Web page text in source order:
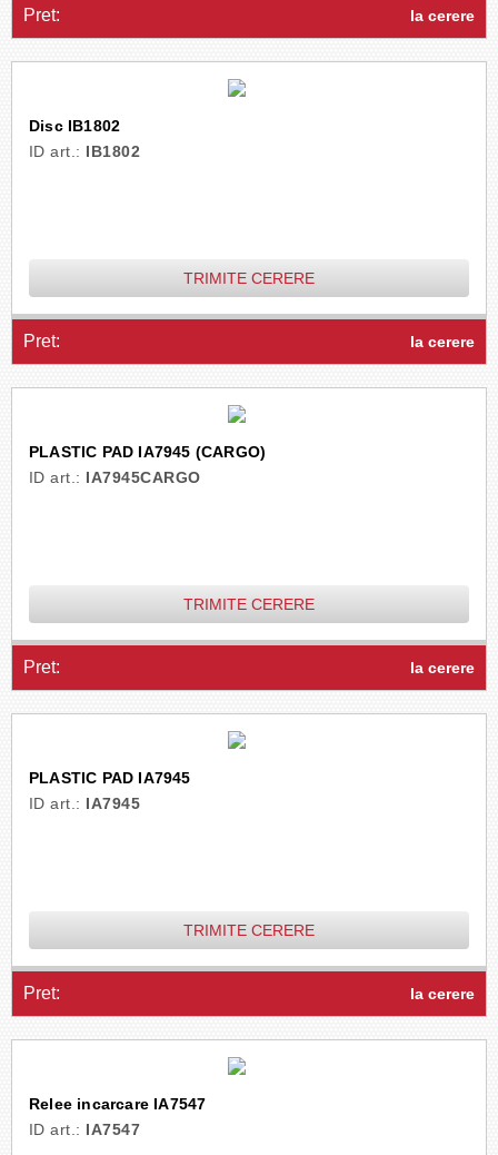
Pret: la cerere
Disc IB1802
ID art.: IB1802
TRIMITE CERERE
Pret: la cerere
PLASTIC PAD IA7945 (CARGO)
ID art.: IA7945CARGO
TRIMITE CERERE
Pret: la cerere
PLASTIC PAD IA7945
ID art.: IA7945
TRIMITE CERERE
Pret: la cerere
Relee incarcare IA7547
ID art.: IA7547